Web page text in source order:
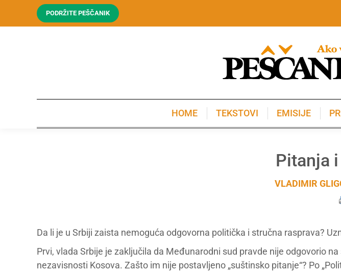
PODRŽITE PEŠČANIK
HOME TEKSTOVI EMISIJE
Pitanja
VLADIMIR
Da li je u Srbiji zaista nemoguća odgovorna politička i stručna rasprava?
Prvi, vlada Srbije je zaključila da Međunarodni sud pravde nije odgovorio
nezavisnosti Kosova. Zašto im nije postavljeno „suštinsko pitanje“? Po